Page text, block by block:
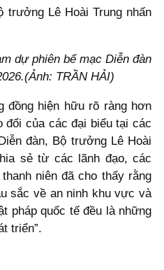
trưởng Lê Hoài Trung nhấn
dự phiên bế mạc Diễn đàn
TRẦN HẢI)
đồng hiện hữu rõ ràng hơn
đổi của các đại biểu tại các
đàn, Bộ trưởng Lê Hoài
sẻ từ các lãnh đạo, các
niên đã cho thấy rằng
sắc về an ninh khu vực và
pháp quốc tế đều là những
triển”.